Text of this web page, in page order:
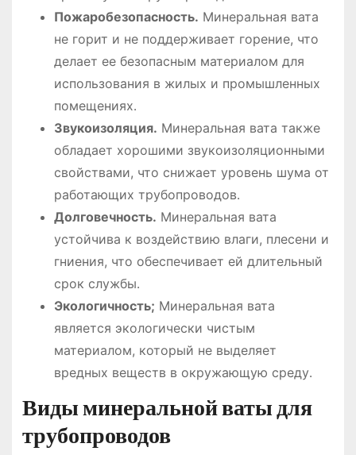
Пожаробезопасность․ Минеральная вата
не горит и не поддерживает горение, что
делает ее безопасным материалом для
использования в жилых и промышленных
помещениях․
Звукоизоляция․ Минеральная вата также
обладает хорошими звукоизоляционными
свойствами, что снижает уровень шума от
работающих трубопроводов․
Долговечность․ Минеральная вата
устойчива к воздействию влаги, плесени и
гниения, что обеспечивает ей длительный
срок службы․
Экологичность; Минеральная вата
является экологически чистым
материалом, который не выделяет
вредных веществ в окружающую среду․
Виды минеральной ваты для
трубопроводов